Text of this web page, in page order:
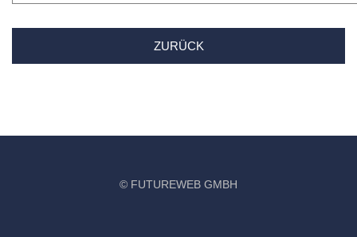
ZURÜCK
© FUTUREWEB GMBH